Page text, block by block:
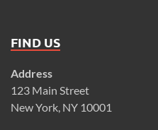
FIND US
Address
123 Main Street
New York, NY 10001